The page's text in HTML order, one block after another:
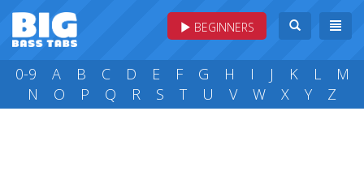
BEGINNERS
0-9 A B C D E F G H I J K L
M
N
O P Q R S T U V W X Y Z